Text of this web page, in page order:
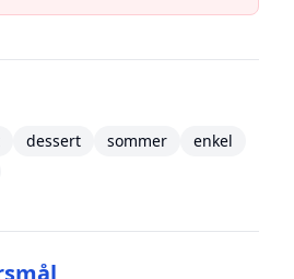
dessert sommer
enkel